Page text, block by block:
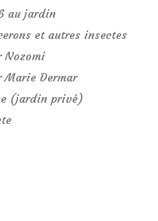
au jardin
et autres insectes
Nozomi
Marie Dermar
(jardin privé)